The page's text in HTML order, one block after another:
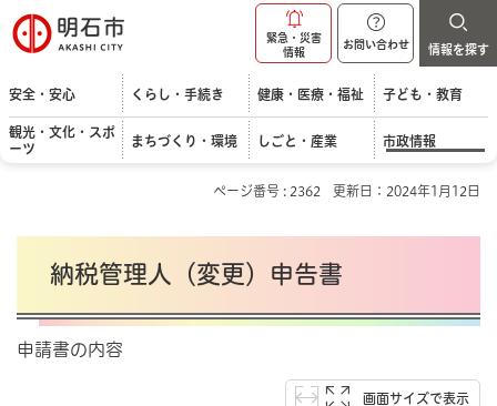
明石市
緊急・災害
情報
お問い合わせ 情報を探す
安全・安心 くらし・手続き 健康・医療・福祉 子ども・教育
観光・文化・スポ
ーツ
まちづくり・環境 しごと・産業 市政情報
ページ番号 : 2362 更新日：2024年1月12日
納税管理人（変更）申告書
申請書の内容
画面サイズで表示